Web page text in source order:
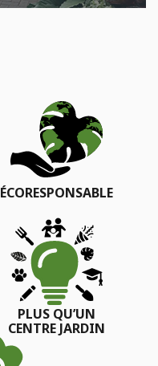
ÉCORESPONSABLE
PLUS QU’UN
CENTRE JARDIN